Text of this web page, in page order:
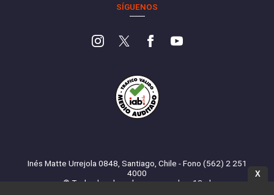
SÍGUENOS
Inés Matte Urrejola 0848, Santiago, Chile - Fono (562) 2 251
4000
© Todos los derechos reservados. 13.cl
X